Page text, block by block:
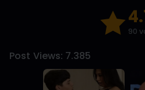
90
Post Views: 7.385